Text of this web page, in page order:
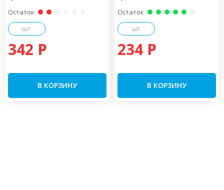
Остаток
шт.
342 P
В КОРЗИНУ
Остаток
шт.
234 P
В КОРЗИНУ